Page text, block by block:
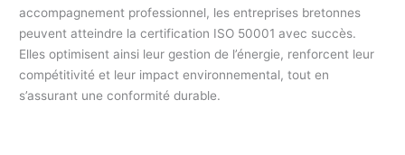
accompagnement professionnel, les entreprises bretonnes
peuvent atteindre la certification ISO 50001 avec succès.
Elles optimisent ainsi leur gestion de l’énergie, renforcent leur
compétitivité et leur impact environnemental, tout en
s’assurant une conformité durable.